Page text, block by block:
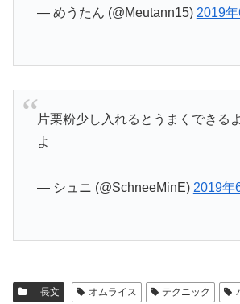
— めうたん (@Meutann15) 2019
片栗粉少し入れるとうまくできる
よ
— シュニ (@SchneeMinE) 2019年
長文 オムライス テクニック